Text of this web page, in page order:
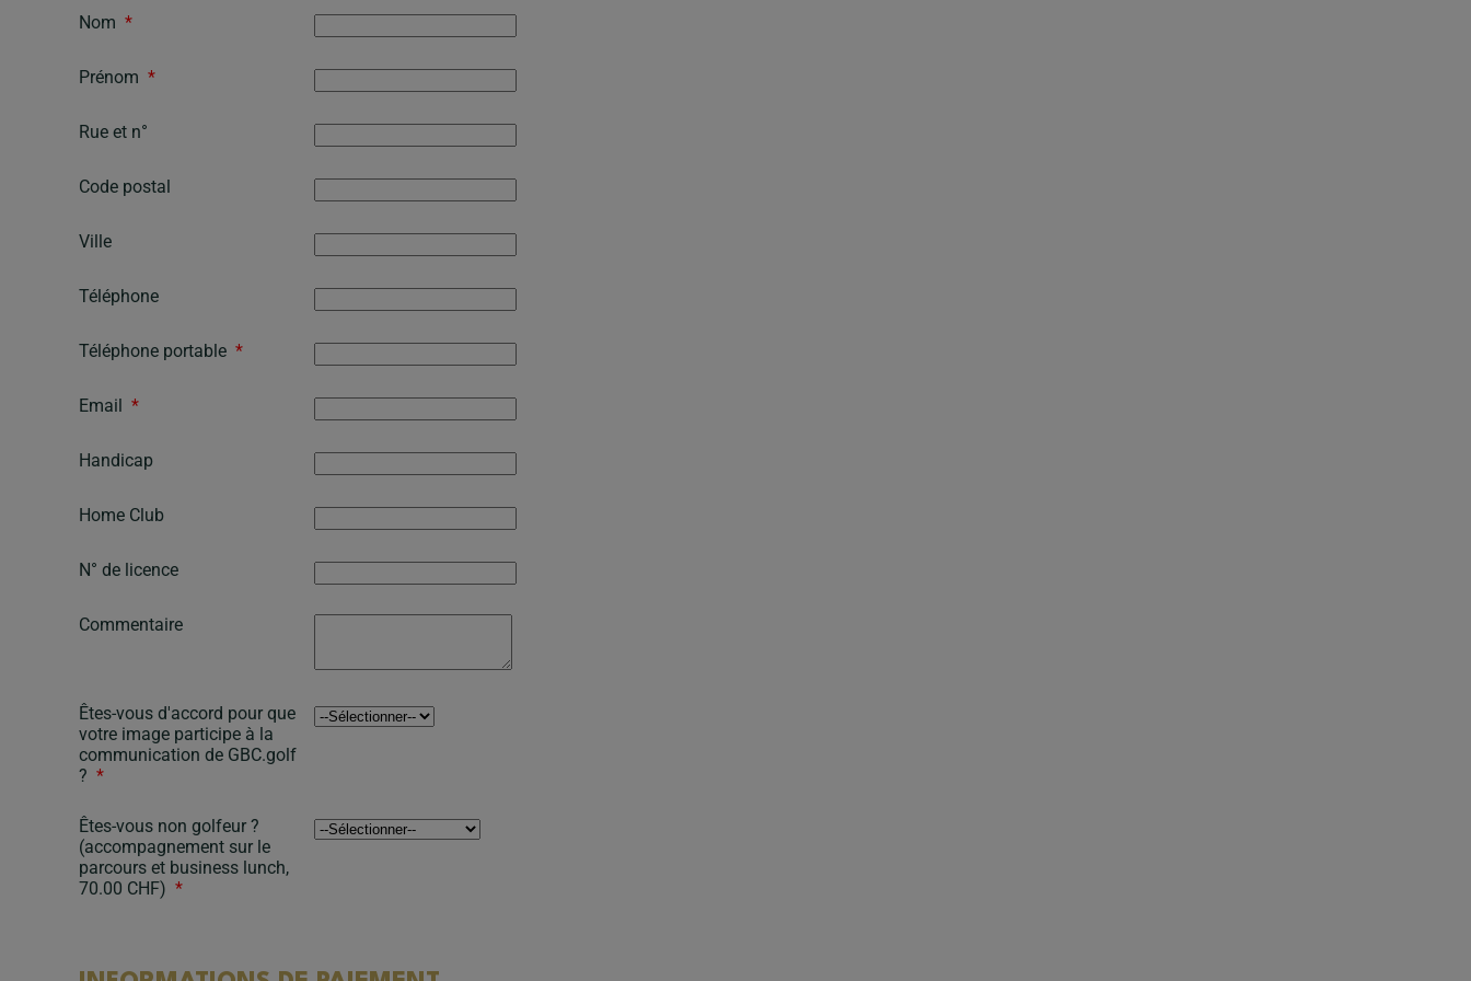
Nom *
Prénom *
Rue et n°
Code postal
Ville
Téléphone
Téléphone portable *
Email *
Handicap
Home Club
N° de licence
Commentaire
Êtes-vous d'accord pour que
votre image participe à la
communication de GBC.golf
? *
Êtes-vous non golfeur ?
(accompagnement sur le
parcours et business lunch,
70.00 CHF) *